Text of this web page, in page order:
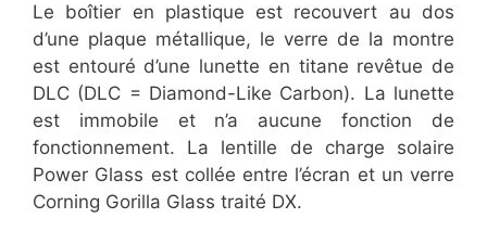
Le boîtier en plastique est recouvert au dos
d’une plaque métallique, le verre de la montre
est entouré d’une lunette en titane revêtue de
DLC (DLC = Diamond-Like Carbon). La lunette
est immobile et n’a aucune fonction de
fonctionnement. La lentille de charge solaire
Power Glass est collée entre l’écran et un verre
Corning Gorilla Glass traité DX.